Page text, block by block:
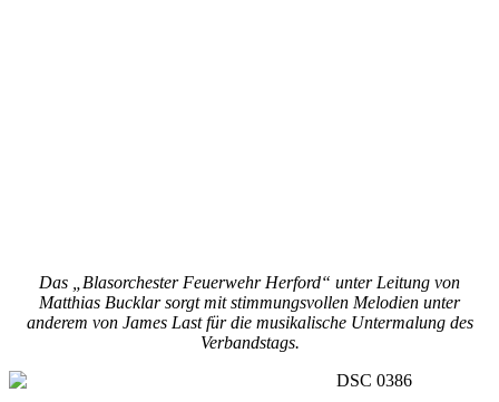
Das „Blasorchester Feuerwehr Herford“ unter Leitung von
Matthias Bucklar sorgt mit stimmungsvollen Melodien unter
anderem von James Last für die musikalische Untermalung des
Verbandstags.